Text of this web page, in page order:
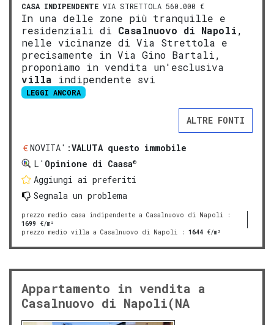
CASA INDIPENDENTE VIA STRETTOLA 560.000 €
In una delle zone più tranquille e
residenziali di Casalnuovo di Napoli,
nelle vicinanze di Via Strettola e
precisamente in Via Gino Bartali,
proponiamo in vendita un'esclusiva
villa indipendente svi
LEGGI ANCORA
ALTRE FONTI
NOVITA':VALUTA questo immobile
L' Opinione di Caasa®
Aggiungi ai preferiti
Segnala un problema
prezzo medio casa indipendente a Casalnuovo di Napoli :
1699 €/m²
prezzo medio villa a Casalnuovo di Napoli : 1644 €/m²
Appartamento in vendita a
Casalnuovo di Napoli(NA